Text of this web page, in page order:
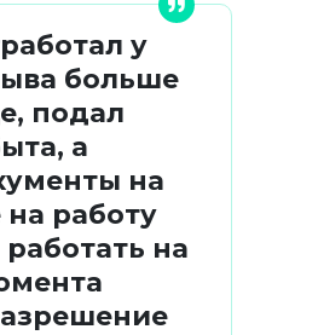
у
больше
подал
а
на
работу
на